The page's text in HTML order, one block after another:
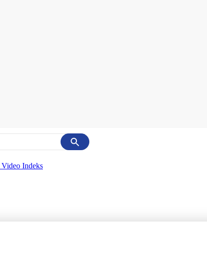
Cancel
Video Indeks